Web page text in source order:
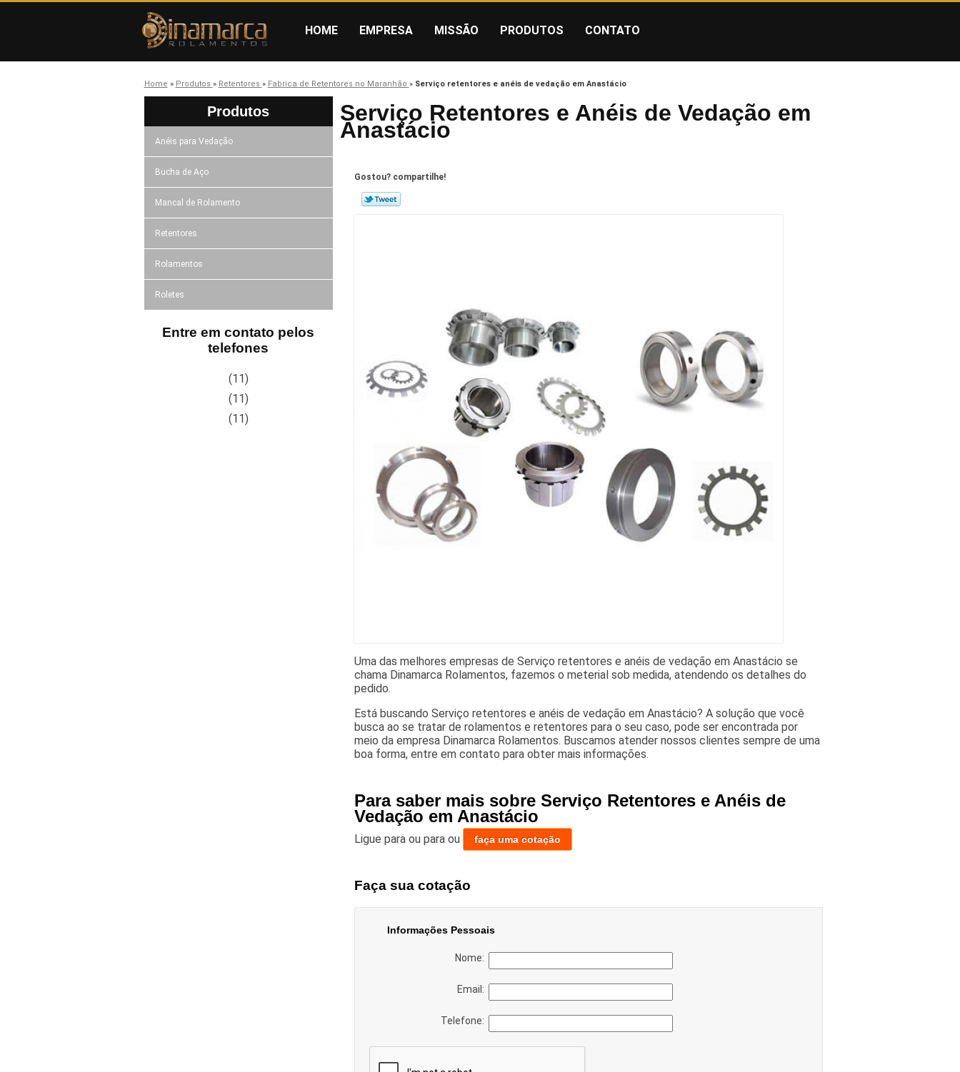
HOME EMPRESA MISSÃO PRODUTOS CONTATO
Home » Produtos » Retentores » Fabrica de Retentores no Maranhão » Serviço retentores e anéis de vedação em Anastácio
Produtos
Anéis para Vedação
Bucha de Aço
Mancal de Rolamento
Retentores
Rolamentos
Roletes
Entre em contato pelos
telefones
(11)
(11)
(11)
Serviço Retentores e Anéis de Vedação em
Anastácio
Gostou? compartilhe!
Uma das melhores empresas de Serviço retentores e anéis de vedação em Anastácio se
chama Dinamarca Rolamentos, fazemos o meterial sob medida, atendendo os detalhes do
pedido.
Está buscando Serviço retentores e anéis de vedação em Anastácio? A solução que você
busca ao se tratar de rolamentos e retentores para o seu caso, pode ser encontrada por
meio da empresa Dinamarca Rolamentos. Buscamos atender nossos clientes sempre de uma
boa forma, entre em contato para obter mais informações.
Para saber mais sobre Serviço Retentores e Anéis de
Vedação em Anastácio
Ligue para ou para ou faça uma cotação
Faça sua cotação
Informações Pessoais
Nome:
Email:
Telefone: